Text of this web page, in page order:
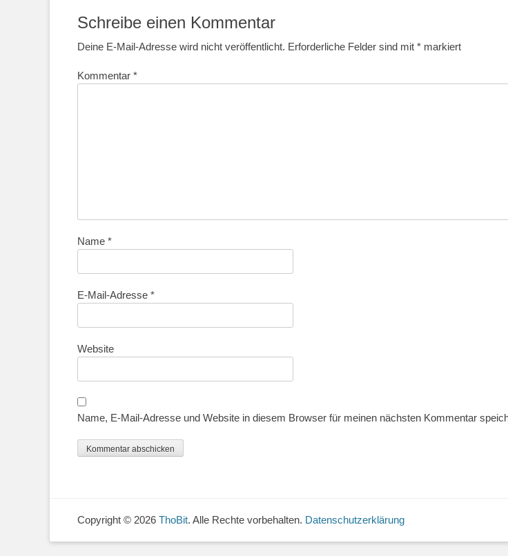
Schreibe einen Kommentar
Deine E-Mail-Adresse wird nicht veröffentlicht. Erforderliche Felder sind mit * markiert
Kommentar *
Name *
E-Mail-Adresse *
Website
Name, E-Mail-Adresse und Website in diesem Browser für meinen nächsten Kommentar
Copyright © 2026 ThoBit. Alle Rechte vorbehalten. Datenschutzerklärung